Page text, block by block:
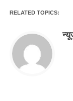
RELATED TOPICS: